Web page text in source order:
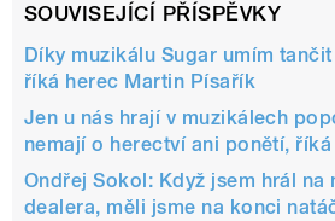
SOUVISEJÍCÍ PŘÍSPĚVKY
Díky muzikálu Sugar umím
říká herec Martin Písařík
Jen u nás hrají v muzikálech
nemají o herectví ani ponětí,
Ondřej Sokol: Když jsem hrál na
dealera, měli jsme na konci